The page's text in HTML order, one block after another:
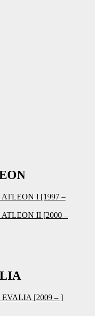
ATLEON I [1997 –
ATLEON II [2000 –
EVALIA [2009 – ]